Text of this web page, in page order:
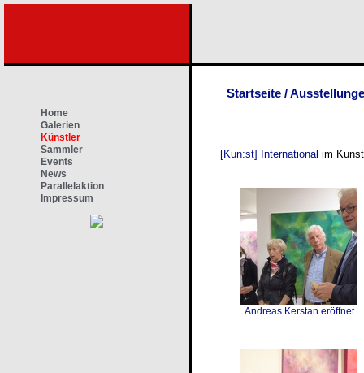
Home
Galerien
Künstler
Sammler
Events
News
Parallelaktion
Impressum
Startseite/
[Kun:st] International im
Andreas Kerstan eröffnet